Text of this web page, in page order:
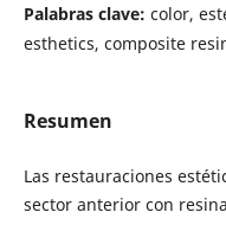
Palabras clave: color,
esthetics, composite
Resumen
Las restauraciones
sector anterior con